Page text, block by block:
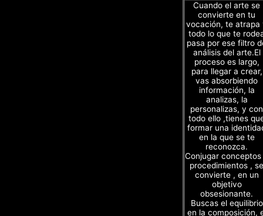
Cuando el arte se
convierte en tu
vocación, te atrapa
todo lo que te
pasa por ese filtro
análisis del arte.El
proceso es largo,
para llegar a crear,
vas absorbiendo
información, la
analizas, la
personalizas, y con
todo ello ,tienes
formar una
en la que se te
reconozca.
Conjugar
procedimientos , se
convierte , en un
objetivo
obsesionante.
Buscas el equilibrio
en la composición,